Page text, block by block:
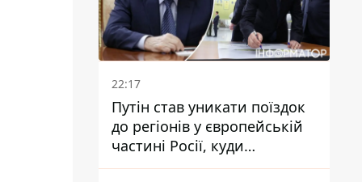
22:17
Путін став уникати поїздок
до регіонів у європейській
частині Росії, куди
регулярно долітають дрони